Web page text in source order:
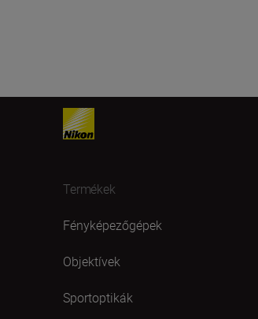
Termékek
Fényképezőgépek
Objektívek
Sportoptikák